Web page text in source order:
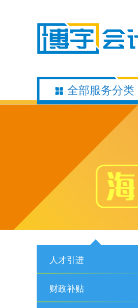
全部服务分类
人才引进
财政补贴